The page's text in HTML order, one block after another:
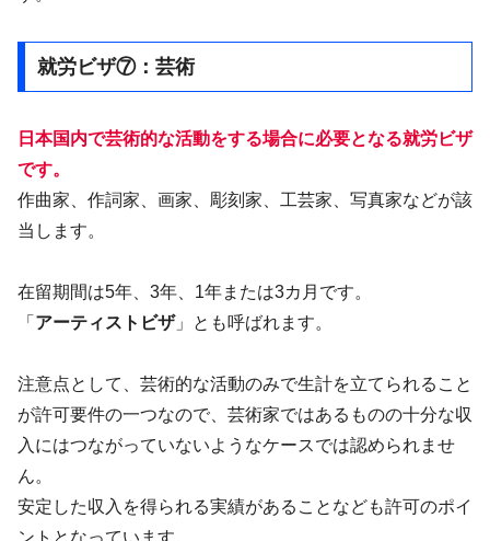
就労ビザ⑦：芸術
日本国内で芸術的な活動をする場合に必要となる就労ビザ
です。
作曲家、作詞家、画家、彫刻家、工芸家、写真家などが該
当します。
在留期間は5年、3年、1年または3カ月です。
「 アーティストビザ」とも呼ばれます。
注意点として、芸術的な活動のみで生計を立てられること
が許可要件の一つなので、芸術家ではあるものの十分な収
入にはつながっていないようなケースでは認められませ
ん。
安定した収入を得られる実績があることなども許可のポイ
ントとなっています。